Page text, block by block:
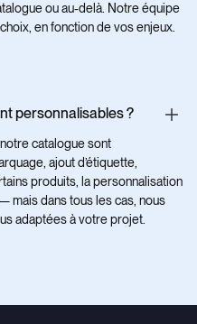
ou au-delà. Notre équipe
en fonction de vos enjeux.
personnalisables ?
catalogue sont
ajout d’étiquette,
produits, la personnalisation
mais dans tous les cas, nous
adaptées à votre projet.